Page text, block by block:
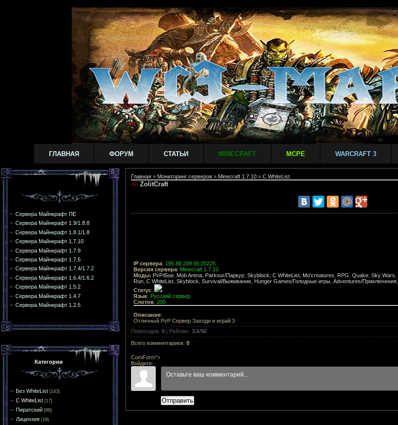
ГЛАВНАЯ ФОРУМ СТАТЬИ MINECRAFT MCPE WARCRAFT 3
Сервера Майнкрафт ПЕ
Сервера Майнкрафт 1.9/1.8.8
Сервера Майнкрафт 1.8.1/1.8
Сервера Майнкрафт 1.7.10
Сервера Майнкрафт 1.7.9
Сервера Майнкрафт 1.7.5
Сервера Майнкрафт 1.7.4/1.7.2
Сервера Майнкрафт 1.6.4/1.6.2
Сервера Майнкрафт 1.5.2
Сервера Майнкрафт 1.4.7
Сервера Майнкрафт 1.2.5
Категории
Без WhiteList [143]
С WhiteList [17]
Пиратский [89]
Лицензия [18]
Главная » Мониторинг серверов » Minecraft 1.7.10 » С WhiteList
ZolitCraft
IP сервера: 195.88.209.65:20225
Версия сервера: Minecraft 1.7.10
Моды: PvP/Бои Mob Arena Parkour/Паркур Skyblock С WhiteList Mo'creatures RPG Quake Sky Wars
Run С WhiteList Skyblock Survival/Выживание Hunger Games/Голодные игры Adventures/Приключения
Статус:
Язык: Русский сервер
Слотов: 200
Описание:
Отличный PvP Сервер Заходи и играй:3
Переходов: 0 | Рейтинг: 3.6/50
Всего комментариев: 0
ComForm">
Войдите:
Отправить